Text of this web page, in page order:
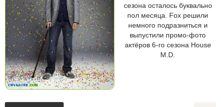
сезона осталось буквально
пол месяца. Fox решили
немного подразниться и
выпустили промо-фото
актёров 6-го сезона House
M.D.